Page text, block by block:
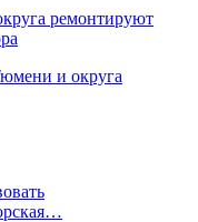
ремонтируют
и округа